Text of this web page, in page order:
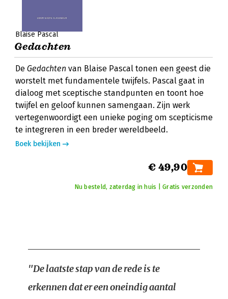
Blaise Pascal
Gedachten
De Gedachten van Blaise Pascal tonen een geest die
worstelt met fundamentele twijfels. Pascal gaat in
dialoog met sceptische standpunten en toont hoe
twijfel en geloof kunnen samengaan. Zijn werk
vertegenwoordigt een unieke poging om scepticisme
te integreren in een breder wereldbeeld.
Boek bekijken
€ 49,90
Nu besteld, zaterdag in huis | Gratis verzonden
"De laatste stap van de rede is te
erkennen dat er een oneindig aantal